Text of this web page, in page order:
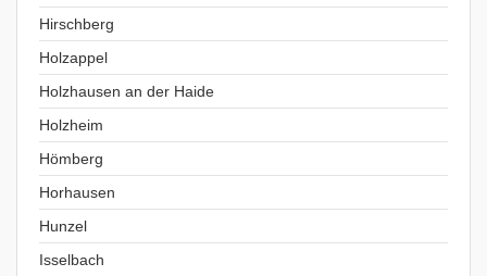
Hirschberg
Holzappel
Holzhausen an der Haide
Holzheim
Hömberg
Horhausen
Hunzel
Isselbach